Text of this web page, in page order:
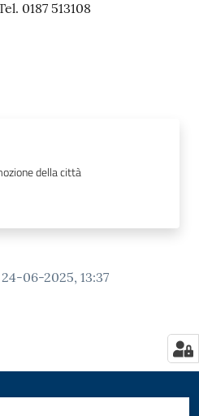
0187 513108
della città
24-06-2025, 13:37